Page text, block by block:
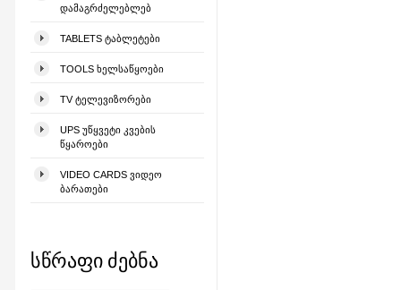
ᲓᲐᲛᲐᲒᲠᲫᲔᲚᲔᲑᲚᲔᲑ
TABLETS ᲢᲐᲑᲚᲔᲢᲔᲑᲘ
TOOLS ᲮᲔᲚᲡᲐᲬᲧᲝᲔᲑᲘ
TV ᲢᲔᲚᲔᲕᲘᲖᲝᲠᲔᲑᲘ
UPS ᲣᲬᲧᲕᲔᲢᲘ ᲙᲕᲔᲑᲘᲡ
ᲬᲧᲐᲠᲝᲔᲑᲘ
VIDEO CARDS ᲕᲘᲓᲔᲝ
ᲑᲐᲠᲐᲗᲔᲑᲘ
სწრაფი ძებნა